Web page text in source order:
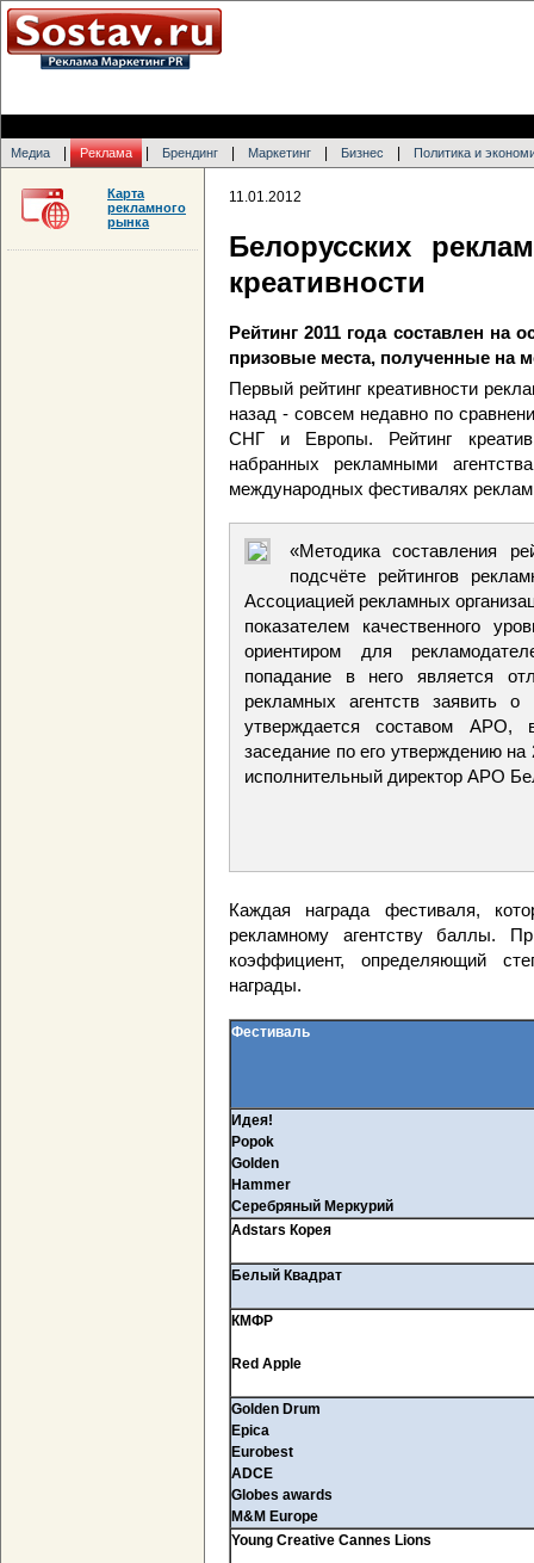
Медиа Реклама Брендинг Маркетинг Бизнес Политика и
11.01.2012
Белорусских
креативности
Рейтинг 2011 года составлен на
призовые места, полученные на
Первый рейтинг креативности
назад - совсем недавно по
СНГ и Европы. Рейтинг
набранных рекламными
международных фестивалях
«Методика составления
подсчёте рейтингов
Ассоциацией рекламных
показателем качественного
ориентиром для
попадание в него является
рекламных агентств заявить
утверждается составом
заседание по его утверждению
исполнительный директор АРО
Каждая награда фестиваля,
рекламному агентству баллы.
коэффициент, определяющий
награды.
Фестиваль
Идея!
Popok
Golden
Hammer
Серебряный Меркурий
Adstars Корея
Белый Квадрат
КМФР
Red Apple
Golden Drum
Epica
Eurobest
ADCE
Globes awards
M&M Europe
Young Creative Cannes Lions
Карта
рекламного
рынка